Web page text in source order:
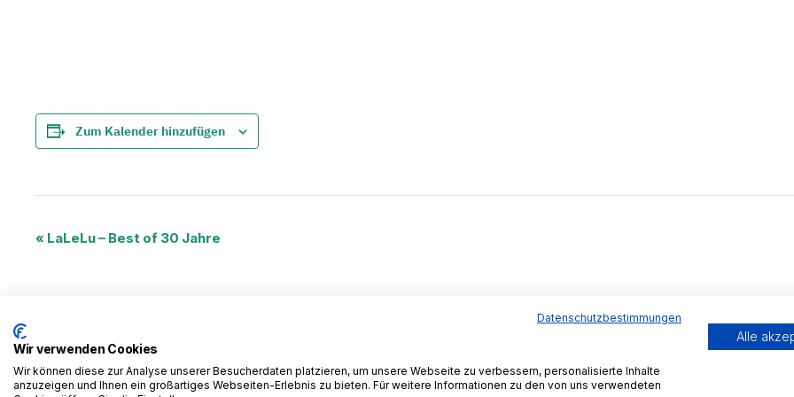
Zum Kalender hinzufügen
Veranstaltung-
« LaLeLu – Best of 30 Jahre
Datenschutzbestimmungen
Wir verwenden Cookies
Wir können diese zur Analyse unserer Besucherdaten platzieren, um unsere Webseite zu verbessern, personalisierte Inhalte
anzuzeigen und Ihnen ein großartiges Webseiten-Erlebnis zu bieten. Für weitere Informationen zu den von uns verwendeten
Alle